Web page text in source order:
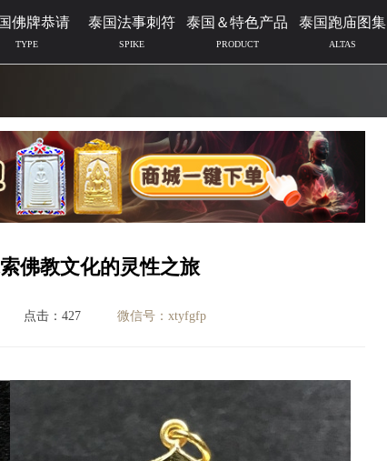
佛牌恭请
TYPE
泰国法事刺符
SPIKE
泰国＆特色产品
PRODUCT
泰国跑庙图集
ALTAS
佛教文化的灵性之旅
点击：427 微信号：xtyfgfp